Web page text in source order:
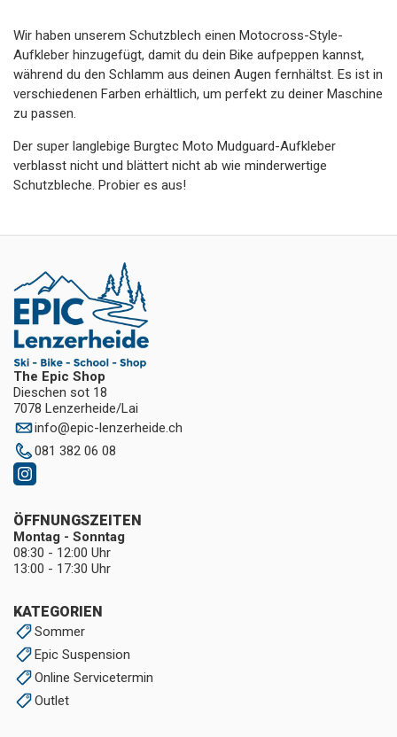
Wir haben unserem Schutzblech einen Motocross-Style-
Aufkleber hinzugefügt, damit du dein Bike aufpeppen kannst,
während du den Schlamm aus deinen Augen fernhältst. Es ist in
verschiedenen Farben erhältlich, um perfekt zu deiner Maschine
zu passen.
Der super langlebige Burgtec Moto Mudguard-Aufkleber
verblasst nicht und blättert nicht ab wie minderwertige
Schutzbleche. Probier es aus!
The Epic Shop
Dieschen sot 18
7078 Lenzerheide/Lai
info@epic-lenzerheide.ch
081 382 06 08
KATEGORIEN
Sommer
Epic Suspension
Online Servicetermin
Outlet
ÖFFNUNGSZEITEN
Montag - Sonntag
08:30 - 12:00 Uhr
13:00 - 17:30 Uhr